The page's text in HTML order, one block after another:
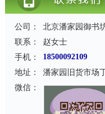
公司：
北京潘家园御书
联系：
赵女士
手机：
18500092109
地址：
潘家园旧货市场
微信：